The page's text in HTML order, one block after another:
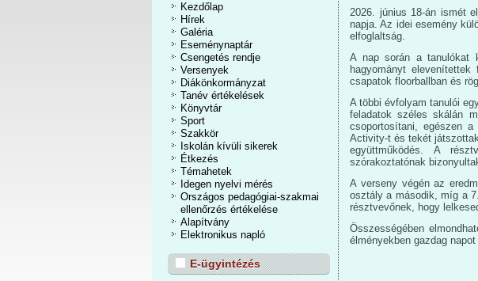
Kezdőlap
Hírek
Galéria
Eseménynaptár
Csengetés rendje
Versenyek
Diákönkormányzat
Tanév értékelések
Könyvtár
Sport
Szakkör
Iskolán kívüli sikerek
Étkezés
Témahetek
Idegen nyelvi mérés
Országos pedagógiai-szakmai
ellenőrzés értékelése
Alapítvány
Elektronikus napló
E-ügyintézés
2026. június 18-án ismét
napja. Az idei esemény
elfoglaltság.
A nap során a tanulókat
hagyományt
csapatok floorballban és
A többi évfolyam tanulói
feladatok széles skálán
csoportosítani, egészen
Activity-t és tekét
együttműködés. A
szórakoztatónak
A verseny végén az
osztály a második, míg a
résztvevőnek, hogy
Összességében
élményekben gazdag